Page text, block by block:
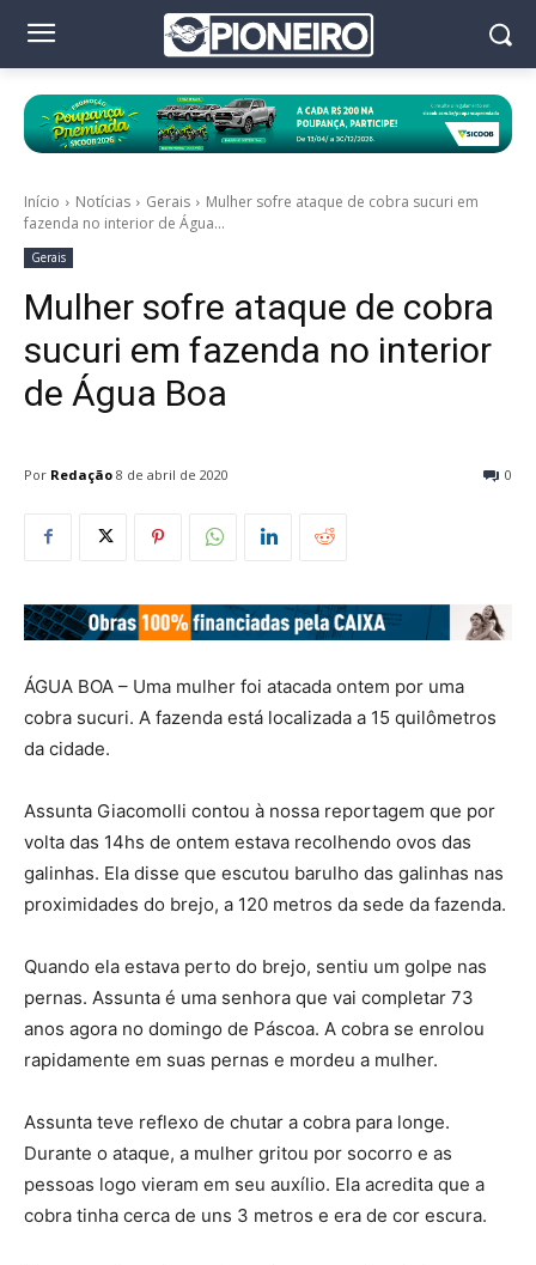
Início Notícias Gerais
Mulher sofre ataque de cobra sucuri em
fazenda no interior de Água...
Gerais
Mulher sofre ataque de cobra
sucuri em fazenda no interior
de Água Boa
Por Redação 0
8 de abril de 2020
ÁGUA BOA – Uma mulher foi atacada ontem por uma
cobra sucuri. A fazenda está localizada a 15 quilômetros
da cidade.
Assunta Giacomolli contou à nossa reportagem que por
volta das 14hs de ontem estava recolhendo ovos das
galinhas. Ela disse que escutou barulho das galinhas nas
proximidades do brejo, a 120 metros da sede da fazenda.
Quando ela estava perto do brejo, sentiu um golpe nas
pernas. Assunta é uma senhora que vai completar 73
anos agora no domingo de Páscoa. A cobra se enrolou
rapidamente em suas pernas e mordeu a mulher.
Assunta teve reflexo de chutar a cobra para longe.
Durante o ataque, a mulher gritou por socorro e as
pessoas logo vieram em seu auxílio. Ela acredita que a
cobra tinha cerca de uns 3 metros e era de cor escura.